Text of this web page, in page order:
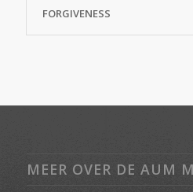
FORGIVENESS
MEER OVER DE AUM